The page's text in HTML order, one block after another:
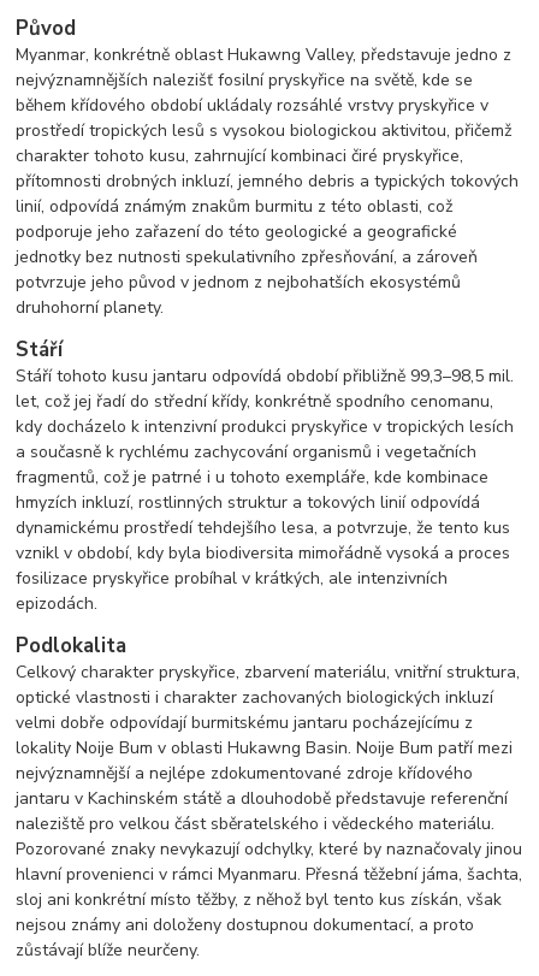
Původ
Myanmar, konkrétně oblast Hukawng Valley, představuje jedno z
nejvýznamnějších nalezišť fosilní pryskyřice na světě, kde se
během křídového období ukládaly rozsáhlé vrstvy pryskyřice v
prostředí tropických lesů s vysokou biologickou aktivitou, přičemž
charakter tohoto kusu, zahrnující kombinaci čiré pryskyřice,
přítomnosti drobných inkluzí, jemného debris a typických tokových
linií, odpovídá známým znakům burmitu z této oblasti, což
podporuje jeho zařazení do této geologické a geografické
jednotky bez nutnosti spekulativního zpřesňování, a zároveň
potvrzuje jeho původ v jednom z nejbohatších ekosystémů
druhohorní planety.
Stáří
Stáří tohoto kusu jantaru odpovídá období přibližně 99,3–98,5 mil.
let, což jej řadí do střední křídy, konkrétně spodního cenomanu,
kdy docházelo k intenzivní produkci pryskyřice v tropických lesích
a současně k rychlému zachycování organismů i vegetačních
fragmentů, což je patrné i u tohoto exempláře, kde kombinace
hmyzích inkluzí, rostlinných struktur a tokových linií odpovídá
dynamickému prostředí tehdejšího lesa, a potvrzuje, že tento kus
vznikl v období, kdy byla biodiversita mimořádně vysoká a proces
fosilizace pryskyřice probíhal v krátkých, ale intenzivních
epizodách.
Podlokalita
Celkový charakter pryskyřice, zbarvení materiálu, vnitřní struktura,
optické vlastnosti i charakter zachovaných biologických inkluzí
velmi dobře odpovídají burmitskému jantaru pocházejícímu z
lokality Noije Bum v oblasti Hukawng Basin. Noije Bum patří mezi
nejvýznamnější a nejlépe zdokumentované zdroje křídového
jantaru v Kachinském státě a dlouhodobě představuje referenční
naleziště pro velkou část sběratelského i vědeckého materiálu.
Pozorované znaky nevykazují odchylky, které by naznačovaly jinou
hlavní provenienci v rámci Myanmaru. Přesná těžební jáma, šachta,
sloj ani konkrétní místo těžby, z něhož byl tento kus získán, však
nejsou známy ani doloženy dostupnou dokumentací, a proto
zůstávají blíže neurčeny.